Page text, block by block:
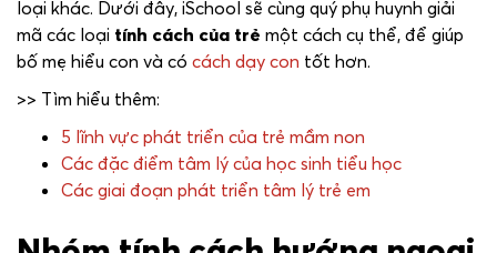
loại khác. Dưới đây, iSchool sẽ cùng quý phụ huynh giải
mã các loại tính cách của trẻ một cách cụ thể, để giúp
bố mẹ hiểu con và có cách dạy con tốt hơn.
>> Tìm hiểu thêm:
5 lĩnh vực phát triển của trẻ mầm non
Các đặc điểm tâm lý của học sinh tiểu học
Các giai đoạn phát triển tâm lý trẻ em